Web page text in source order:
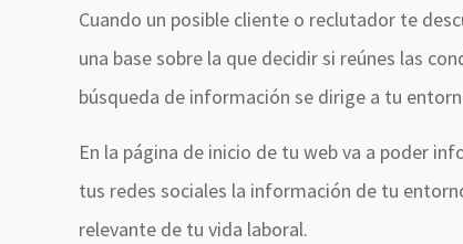
Cuando un posible cliente o reclutador te
una base sobre la que decidir si reúnes las
búsqueda de información se dirige a tu
En la página de inicio de tu web va a poder
tus redes sociales la información de tu
relevante de tu vida laboral.